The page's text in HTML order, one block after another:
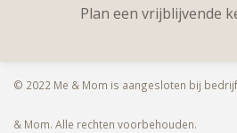
Plan een vrijblijvende
© 2022 Me & Mom is aangesloten bij
©
& Mom. Alle rechten voorbehouden.